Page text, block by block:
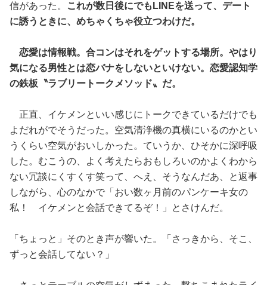
信があった。
これが数日後にでもLINEを送って、デート
に誘うときに、めちゃくちゃ役立つわけだ。
恋愛は情報戦。合コンはそれをゲットする場所。やはり
気になる男性とは恋バナをしないといけない。恋愛認知学
の鉄板〝ラブリートークメソッド〟だ。
正直、イケメンといい感じにトークできているだけでも
よだれがでそうだった。空気清浄機の真横にいるのかとい
うくらい空気がおいしかった。ていうか、ひそかに深呼吸
した。むこうの、よく考えたらおもしろいのかよくわから
ない冗談にくすくす笑って、へえ、そうなんだあ、と返事
しながら、心のなかで「おい数ヶ月前のパンケーキ女の
私！ イケメンと会話できてるぞ！」とさけんだ。
「ちょっと」そのとき声が響いた。「さっきから、そこ、
ずっと会話してない？」